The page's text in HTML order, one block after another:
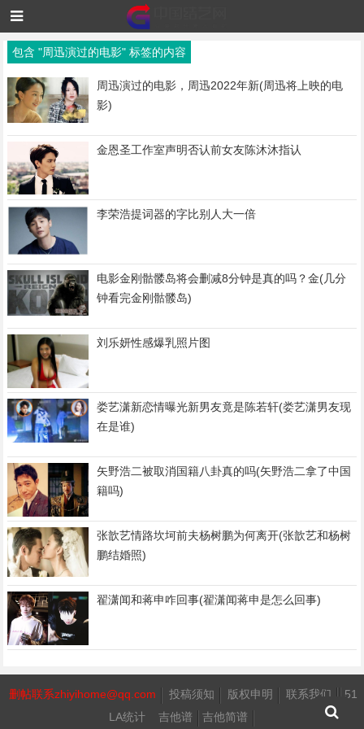
包含 "周迅演过的电影" 标签的内容
周迅演过的电影，周迅2022年新(周迅将上映的电
影)
金恩圣工作室声明否认前女友陈沐沐指认
李荣浩提词器的字比别人大一倍
电影金刚骷髅岛将会删减8分钟是真的吗？金(几分
钟看完金刚骷髅岛)
刘乐妍性感爆乳照片图
娄艺潇新恋情曝光新男友竟是陈若轩(娄艺潇男友现
在是谁)
矢野浩二被取消国籍八卦真的吗(矢野浩二拿了中国
籍吗)
张歆艺情路坎坷前夫杨树鹏为何离开(张歆艺和杨树
鹏结婚照)
翟潇闻和蒋申咋回事(翟潇闻蒋申是怎么回事)
删帖联系zhiyihome@qq.com 投稿须知 版权申明 联系我们
51
LA统计
吉他谱 吉他简谱